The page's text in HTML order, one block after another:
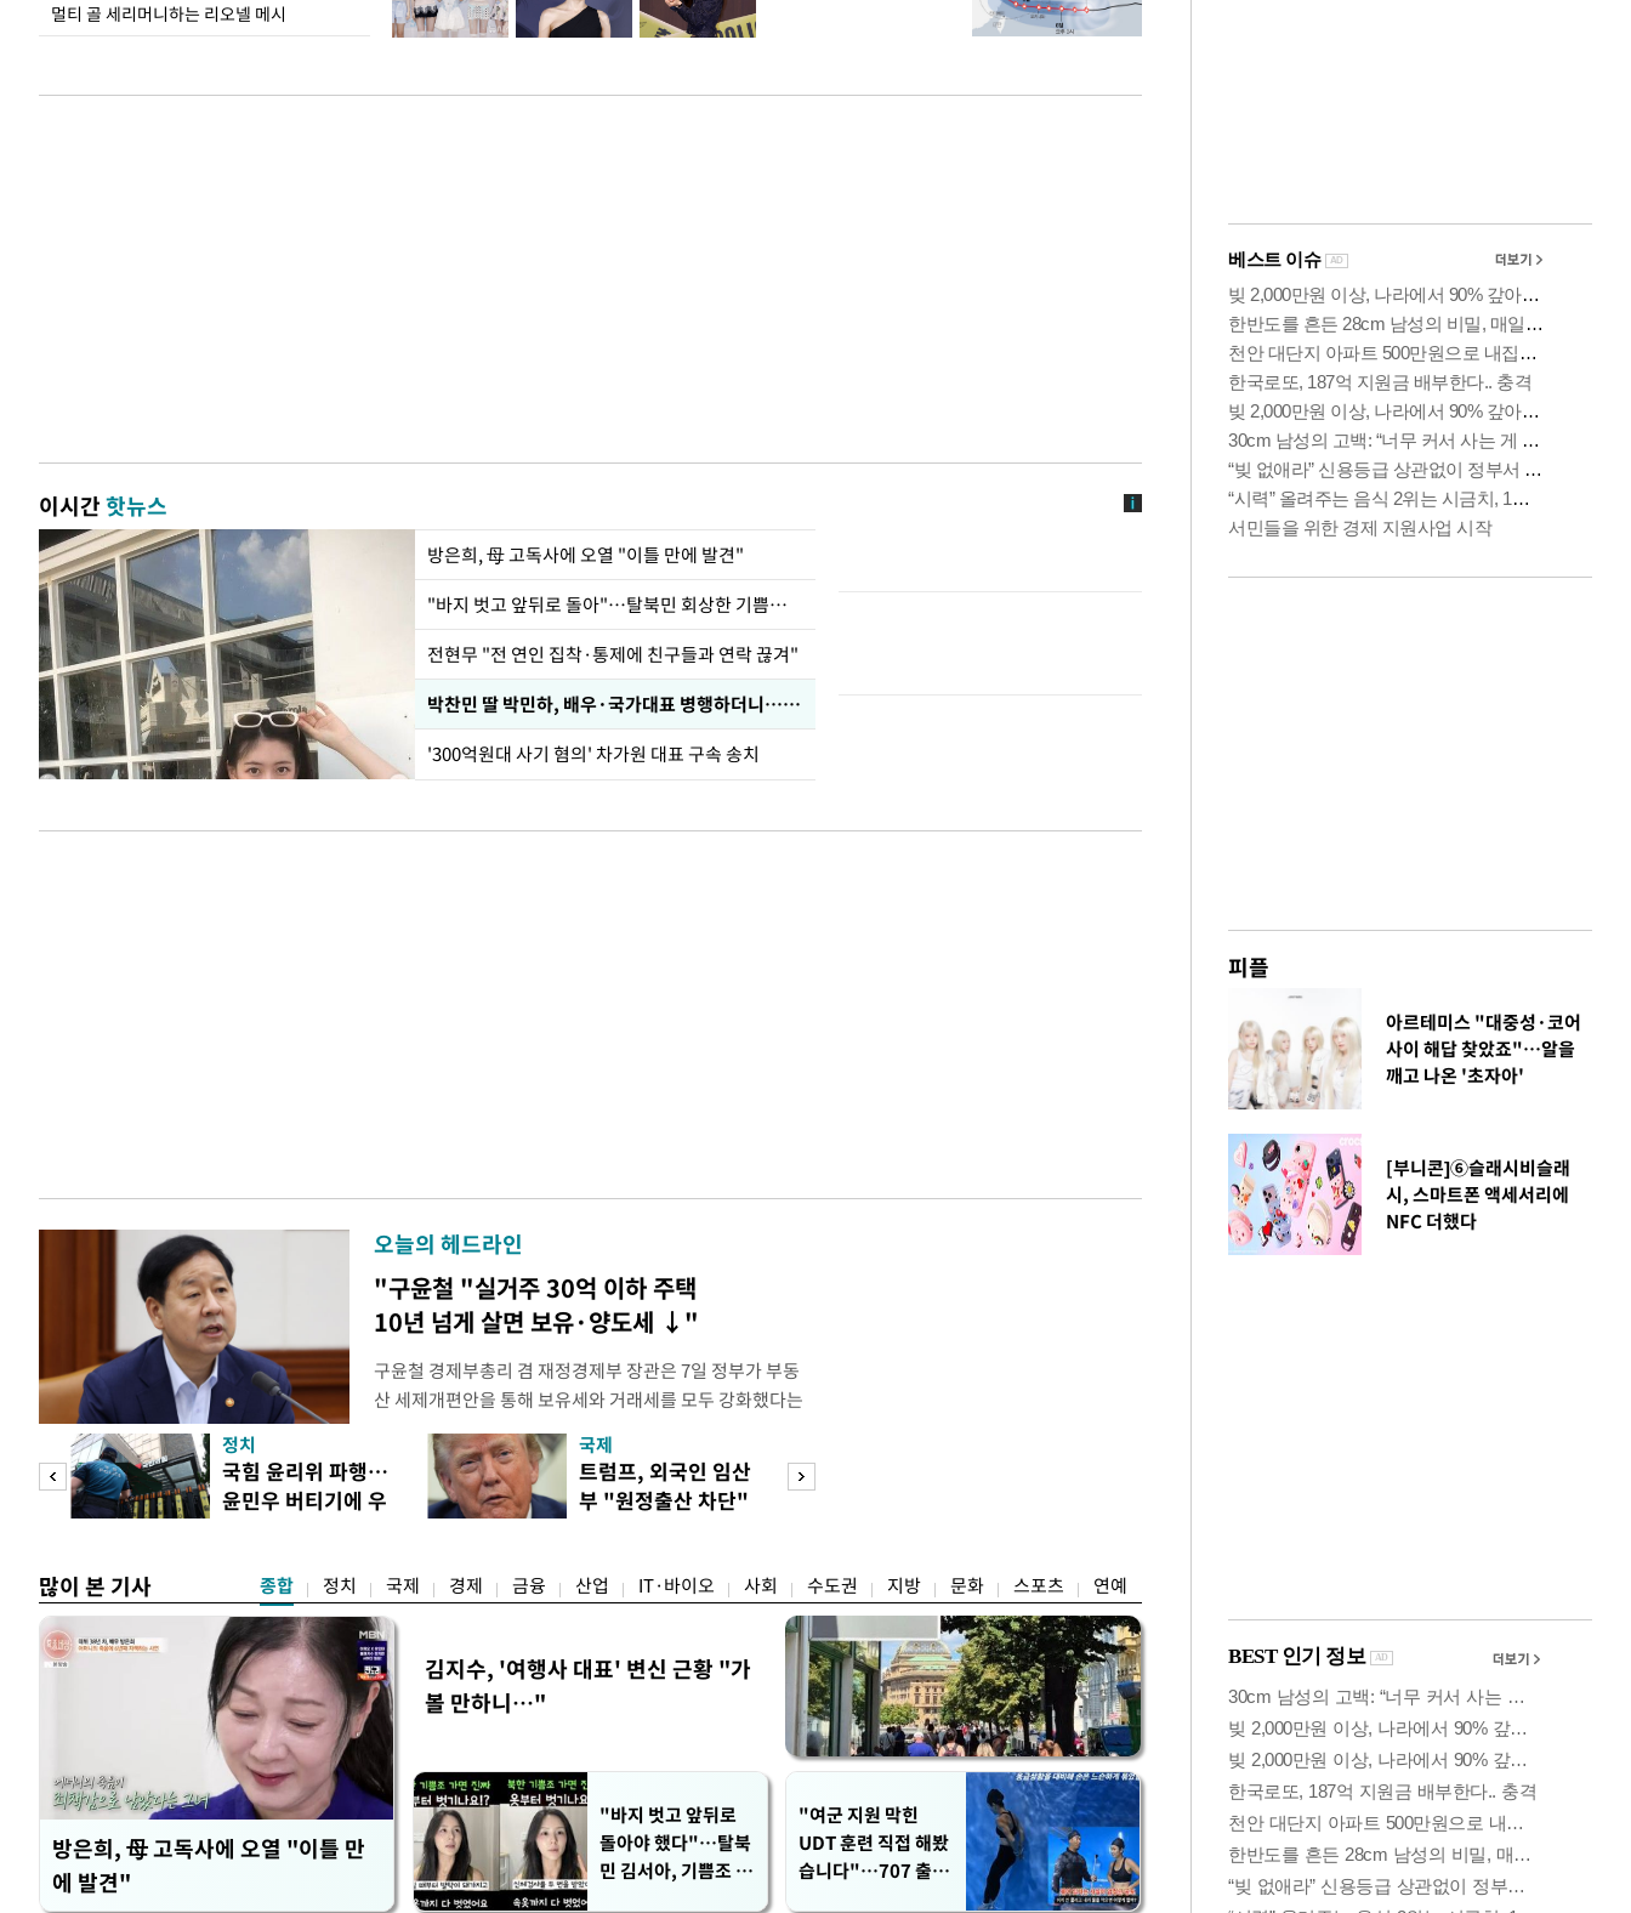
멀티 골 세리머니하는 리오넬 메시
이시간핫뉴스
방은희, 母 고독사에 오열 "이틀 만에 발견"
"바지 벗고 앞뒤로 돌아"…탈북민 회상한 기쁨조 검사
전현무 "전 연인 집착·통제에 친구들과 연락 끊겨"
박찬민 딸 박민하, 배우·국가대표 병행하더니…근황이
'300억원대 사기 혐의' 차가원 대표 구속 송치
오늘의 헤드라인
"구윤철 "실거주 30억 이하 주택
10년 넘게 살면 보유·양도세 ↓"
구윤철 경제부총리 겸 재정경제부 장관은 7일 정부가 부동
산 세제개편안을 통해 보유세와 거래세를 모두 강화했다는
지적에 대해 "사는(실거주) 30억원 이하 주택은 보유세도 줄
어들고 나중에 팔 때 양도세도 줄어든다"고 설명했다. 구 부
총리는 이날 오전 MBC 라디오 '김종배의 시선집중'과의 인
터뷰에서 "이게(30억원 이하 주택이) 99% 정도 된다.
정치
국힘 윤리위 파행…
윤민우 버티기에 우
국제
트럼프, 외국인 임산
부 "원정출산 차단"
많이 본 기사 종합 정치 국제 경제 금융 산업 IT·바이오 사회 수도권 지방 문화 스포츠 연예
방은희, 母 고독사에 오열 "이틀 만
에 발견"
김지수, '여행사 대표' 변신 근황 "가
볼 만하니…"
"바지 벗고 앞뒤로
돌아야 했다"…탈북
민 김서아, 기쁨조 검
"여군 지원 막힌
UDT 훈련 직접 해봤
습니다"…707 출신
피플
아르테미스 "대중성·코어
사이 해답 찾았죠"…알을
깨고 나온 '초자아'
[부니콘]⑥슬래시비슬래
시, 스마트폰 액세서리에
NFC 더했다